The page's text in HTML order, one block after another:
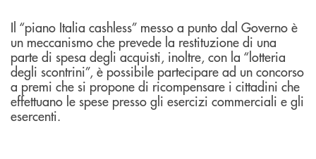
Il “piano Italia cashless” messo a punto dal Governo è
un meccanismo che prevede la restituzione di una
parte di spesa degli acquisti, inoltre, con la “lotteria
degli scontrini”, è possibile partecipare ad un concorso
a premi che si propone di ricompensare i cittadini che
effettuano le spese presso gli esercizi commerciali e gli
esercenti.